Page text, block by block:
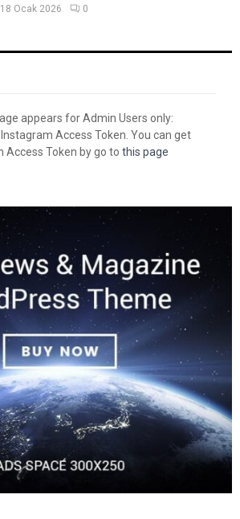
18 Ocak 2026 0
appears for Admin Users only:
Access Token. You can get
Access Token by go to this page